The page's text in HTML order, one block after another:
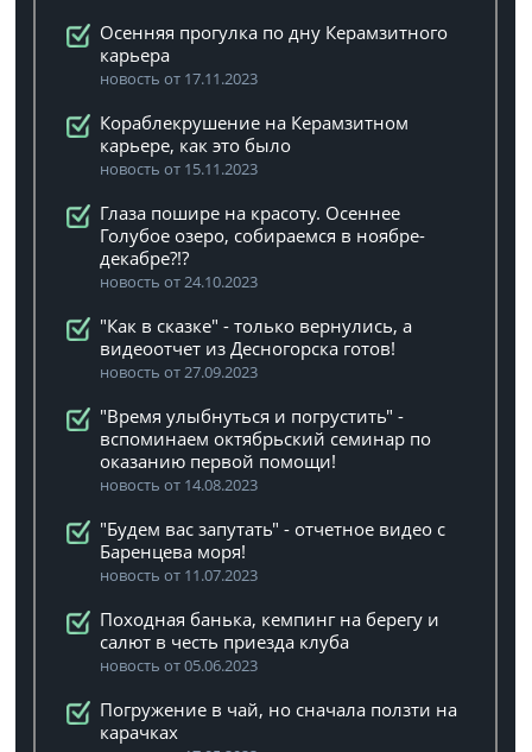
Осенняя прогулка по дну Керамзитного
карьера
новость от 17.11.2023
Кораблекрушение на Керамзитном
карьере, как это было
новость от 15.11.2023
Глаза пошире на красоту. Осеннее
Голубое озеро, собираемся в ноябре-
декабре?!?
новость от 24.10.2023
"Как в сказке" - только вернулись, а
видеоотчет из Десногорска готов!
новость от 27.09.2023
"Время улыбнуться и погрустить" -
вспоминаем октябрьский семинар по
оказанию первой помощи!
новость от 14.08.2023
"Будем вас запутать" - отчетное видео с
Баренцева моря!
новость от 11.07.2023
Походная банька, кемпинг на берегу и
салют в честь приезда клуба
новость от 05.06.2023
Погружение в чай, но сначала ползти на
карачках